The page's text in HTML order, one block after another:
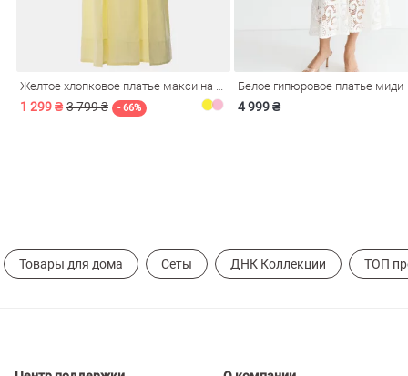
1 299 ₴ 3 799 ₴ - 66%
Белое гипюровое платье миди
4 999 ₴
Товары для дома Сеты ДНК Коллекции ТОП